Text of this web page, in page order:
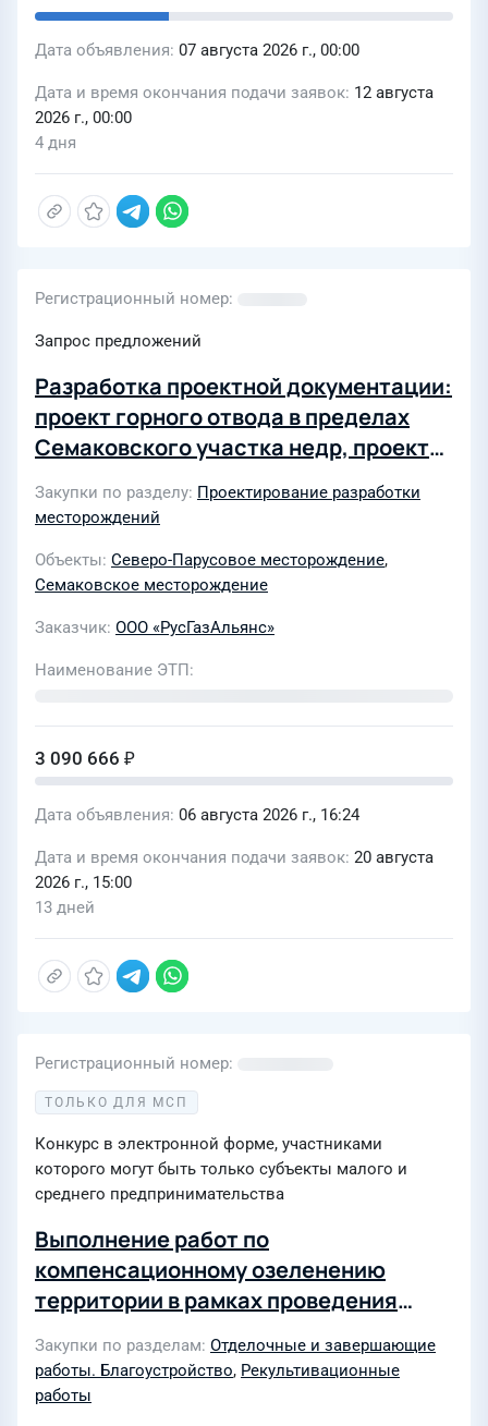
Дата объявления 07 августа 2026 г., 00:00
Дата и время окончания подачи заявок 12 августа
2026 г., 00:00
4 дня
Регистрационный номер
Запрос предложений
Разработка проектной документации:
проект горного отвода в пределах
Семаковского участка недр, проект
горного отвода в пределах Северо-
Парусового участка недр
Закупки по разделу Проектирование разработки
месторождений
Объекты Северо-Парусовое месторождение,
Семаковское месторождение
Заказчик ООО «РусГазАльянс»
Наименование ЭТП
3 090 666 ₽
Дата объявления 06 августа 2026 г., 16:24
Дата и время окончания подачи заявок 20 августа
2026 г., 15:00
13 дней
Регистрационный номер
ТОЛЬКО ДЛЯ МСП
Конкурс в электронной форме, участниками
которого могут быть только субъекты малого и
среднего предпринимательства
Выполнение работ по
компенсационному озеленению
территории в рамках проведения
Закупки по разделам Отделочные и завершающие
работы. Благоустройство, Рекультивационные
работы